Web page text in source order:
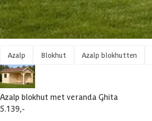
Houtsoort
Type
Aantal staanders
Azalp artikelcode
EAN-code
Gespiegeld te monteren
Impregneren mogelijk
Isolatieglas
Kant en klaar geverfd mogelijk
Shop meer
Azalp Blokhut Azalp blokhutten
Azalp blokhut met veranda Ghita
5.139,-